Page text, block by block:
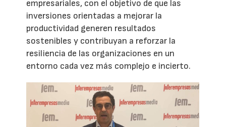
empresariales, con el objetivo de que las
inversiones orientadas a mejorar la
productividad generen resultados
sostenibles y contribuyan a reforzar la
resiliencia de las organizaciones en un
entorno cada vez más complejo e incierto.